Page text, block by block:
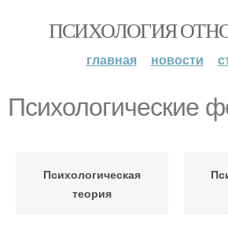
ПСИХОЛОГИЯ
главная новости
Психологические
Психологическая
теория